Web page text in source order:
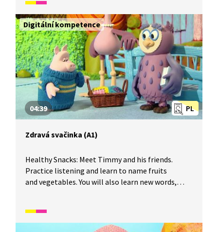
Digitální kompetence
PL
04:39
Zdravá svačinka (A1)
Healthy Snacks: Meet Timmy and his friends.
Practice listening and learn to name fruits
and vegetables. You will also learn new words,
have for healthy snacks. Seznamte se s Timmym
a jeho kamarády. Procvičíte si poslech a naučte se